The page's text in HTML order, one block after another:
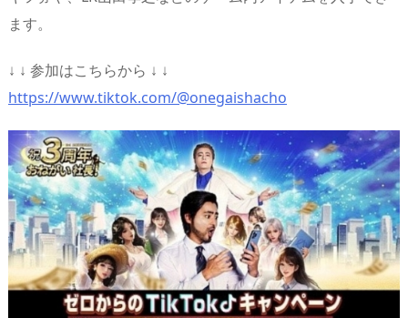
ます。
↓ ↓ 参加はこちらから ↓ ↓
https://www.tiktok.com/@onegaishacho